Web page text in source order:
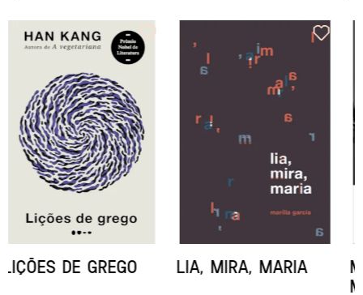
MINHA MÃE E A
TODA CAIXA-PRETA